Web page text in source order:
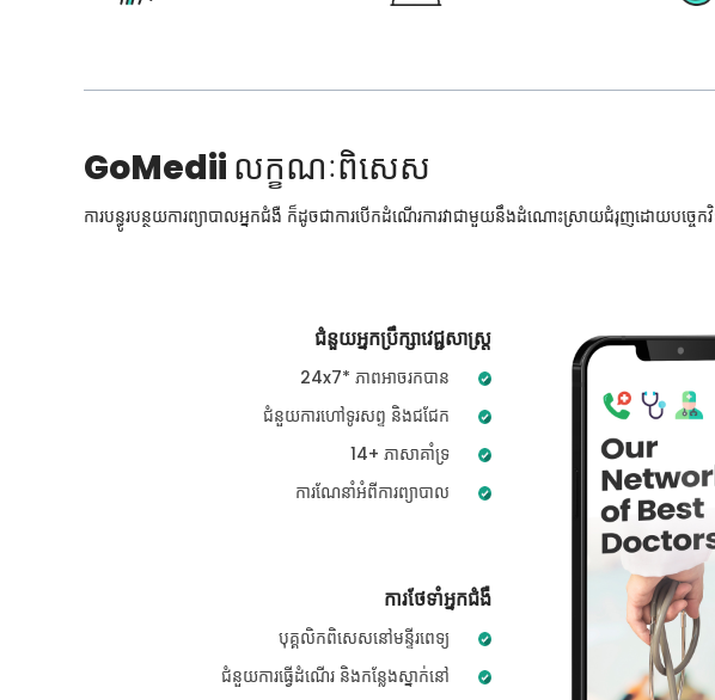
GoMedii លក្ខណៈពិសេស
ការបន្ធូរបន្ថយការព្យាបាលអ្នកជំងឺ ក៏ដូចជាការបើកដំណើរការវាជាមួយនឹងដំណោះស្រាយជំរុញដោយបច្ចេ
ជំនួយអ្នកប្រឹក្សាវេជ្ជសាស្ត្រ
24x7* ភាពអាចរកបាន
ជំនួយការហៅទូរសព្ទ និងជជែក
14+ ភាសាគាំទ្រ
ការណែនាំអំពីការព្យាបាល
ការថែទាំអ្នកជំងឺ
បុគ្គលិកពិសេសនៅមន្ទីរពេទ្យ
ជំនួយការធ្វើដំណើរ និងកន្លែងស្នាក់នៅ